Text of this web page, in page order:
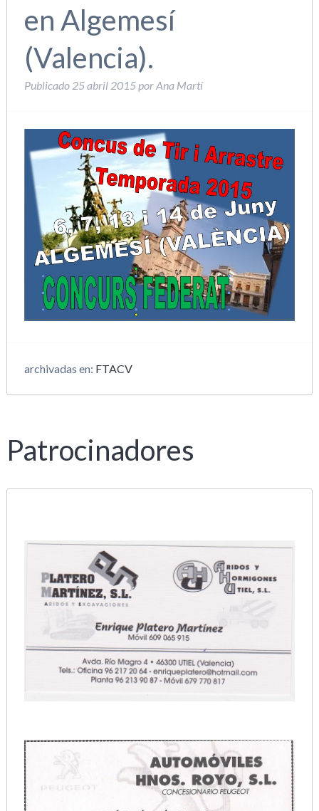
en Algemesí
(Valencia).
Publicado 25 abril 2015 porAna Martí
archivadas en: FTACV
Patrocinadores